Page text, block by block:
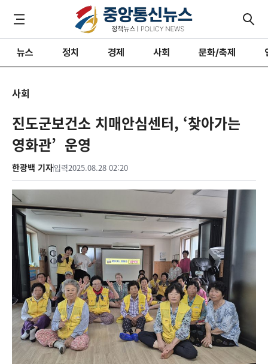
뉴스 정치 경제 사회 문화/축제
사회
진도군보건소 치매안심센터, ‘찾아가는
영화관’ 운영
한광백 기자입력2025.08.28 02:20